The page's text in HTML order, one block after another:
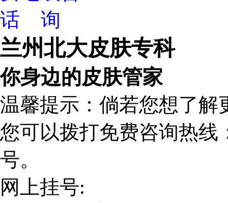
兰州北大皮肤专科
你身边的皮肤管家
温馨提示：倘若您想了解
您可以拨打免费咨询热线
号。
网上挂号: